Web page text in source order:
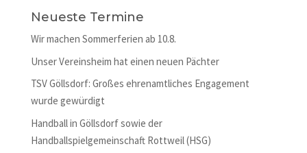
Neueste Termine
Wir machen Sommerferien ab 10.8.
Unser Vereinsheim hat einen neuen Pächter
TSV Göllsdorf: Großes ehrenamtliches Engagement
wurde gewürdigt
Handball in Göllsdorf sowie der
Handballspielgemeinschaft Rottweil (HSG)